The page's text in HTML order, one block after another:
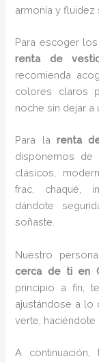
armonía y fluidez
Para escoger
renta de
recomienda
colores claros
noche sin dejar
Para la renta
disponemos de
clásicos,
frac, chaqué,
dándote
soñaste.
Nuestro
cerca de ti en
principio a fin,
ajustándose a lo
verte, haciéndote
A